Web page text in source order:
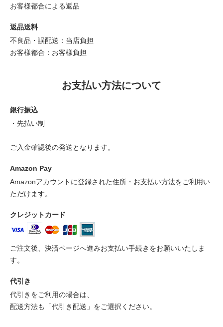
お客様都合による返品
返品送料
不良品・誤配送：当店負担
お客様都合：お客様負担
お支払い方法について
銀行振込
・先払い制
ご入金確認後の発送となります。
Amazon Pay
Amazonアカウントに登録された住所・お支払い方法をご利用い
ただけます。
クレジットカード
ご注文後、決済ページへ進みお支払い手続きをお願いいたしま
す。
代引き
代引きをご利用の場合は、
配送方法も「代引き配送」をご選択ください。